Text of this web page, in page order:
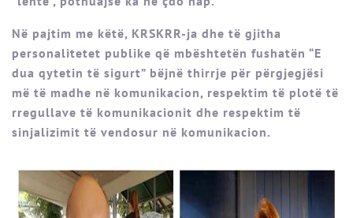
Në pajtim me këtë, KRSKRR-ja dhe të gjitha
personalitetet publike që mbështetën fushatën “E
dua qytetin të sigurt” bëjnë thirrje për përgjegjësi
më të madhe në komunikacion, respektim të plotë të
rregullave të komunikacionit dhe respektim të
sinjalizimit të vendosur në komunikacion.